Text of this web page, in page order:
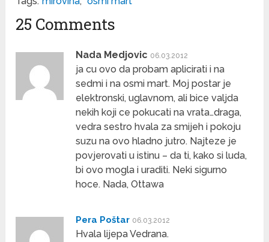
25 Comments
Nada Medjovic 06.03.2012
ja cu ovo da probam aplicirati i na
sedmi i na osmi mart. Moj postar je
elektronski, uglavnom, ali bice valjda
nekih koji ce pokucati na vrata…draga,
vedra sestro hvala za smijeh i pokoju
suzu na ovo hladno jutro. Najteze je
povjerovati u istinu – da ti, kako si luda,
bi ovo mogla i uraditi. Neki sigurno
hoce. Nada, Ottawa
Pera Poštar 06.03.2012
Hvala lijepa Vedrana.